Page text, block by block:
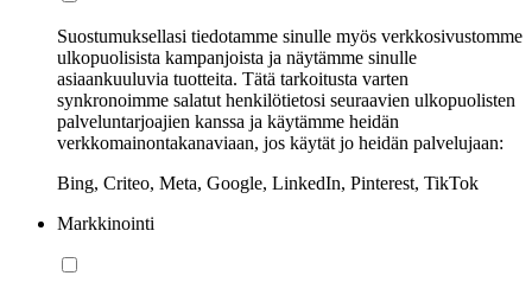
Suostumuksellasi tiedotamme sinulle myös verkkosivustomme
ulkopuolisista kampanjoista ja näytämme sinulle
asiaankuuluvia tuotteita. Tätä tarkoitusta varten
synkronoimme salatut henkilötietosi seuraavien ulkopuolisten
palveluntarjoajien kanssa ja käytämme heidän
verkkomainontakanaviaan, jos käytät jo heidän palvelujaan:
Bing, Criteo, Meta, Google, LinkedIn, Pinterest, TikTok
Markkinointi